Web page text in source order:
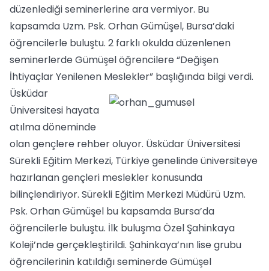
düzenlediği seminerlerine ara vermiyor. Bu
kapsamda Uzm. Psk. Orhan Gümüşel, Bursa’daki
öğrencilerle buluştu. 2 farklı okulda düzenlenen
seminerlerde Gümüşel öğrencilere “Değişen
İhtiyaçlar Yenilenen Meslekler” başlığında bilgi verdi.
Üsküdar
Üniversitesi hayata
atılma döneminde
olan gençlere rehber oluyor. Üsküdar Üniversitesi
Sürekli Eğitim Merkezi, Türkiye genelinde üniversiteye
hazırlanan gençleri meslekler konusunda
bilinçlendiriyor. Sürekli Eğitim Merkezi Müdürü Uzm.
Psk. Orhan Gümüşel bu kapsamda Bursa’da
öğrencilerle buluştu. İlk buluşma Özel Şahinkaya
Koleji’nde gerçekleştirildi. Şahinkaya’nın lise grubu
öğrencilerinin katıldığı seminerde Gümüşel